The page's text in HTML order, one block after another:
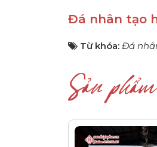
Đá nhân tạo
Từ khóa: Đá
Sản